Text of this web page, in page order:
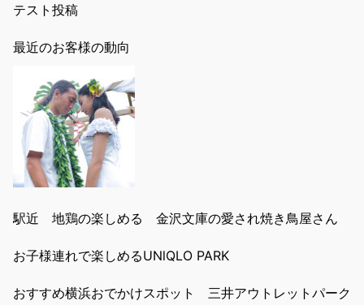
テスト投稿
最近のお客様の動向
駅近 地鶏の楽しめる 金沢文庫の愛され焼き鳥屋さん
お子様連れで楽しめるUNlQLO PARK
おすすめ横浜おでかけスポット 三井アウトレットパーク